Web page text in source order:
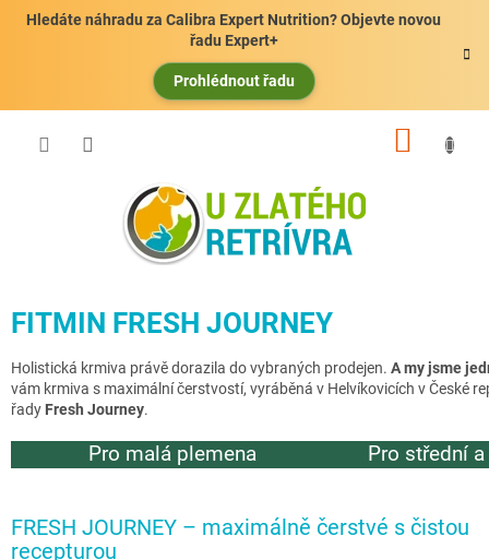
Hledáte náhradu za Calibra Expert Nutrition? Objevte novou
řadu Expert+
Prohlédnout řadu
FITMIN FRESH JOURNEY
Holistická krmiva právě dorazila do vybraných prodejen. A my jsme
vám krmiva s maximální čerstvostí, vyráběná v Helvíkovicích v České
řady Fresh Journey.
Pro malá plemena Pro střední
FRESH JOURNEY – maximálně čerstvé s čistou
recepturou